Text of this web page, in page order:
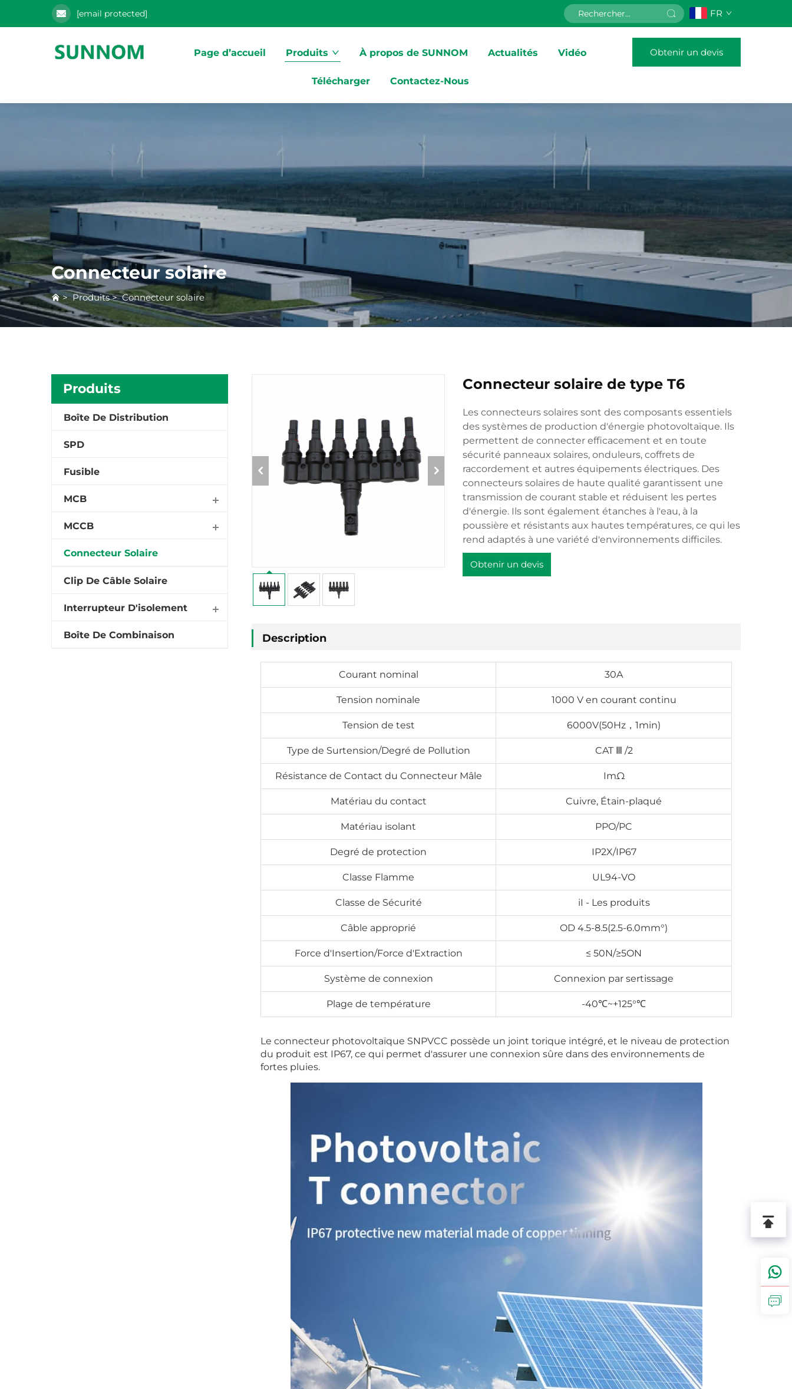
[email protected] FR
Page d’accueil Produits À propos de SUNNOM Actualités Vidéo
Télécharger Contactez-Nous
Obtenir un devis
Connecteur solaire
>Produits>Connecteur solaire
Produits
Boîte De Distribution
SPD
Fusible
MCB
MCCB
Connecteur Solaire
Clip De Câble Solaire
Interrupteur D'isolement
Boîte De Combinaison
Connecteur solaire de type T6
Les connecteurs solaires sont des composants essentiels
des systèmes de production d'énergie photovoltaïque. Ils
permettent de connecter efficacement et en toute
sécurité panneaux solaires, onduleurs, coffrets de
raccordement et autres équipements électriques. Des
connecteurs solaires de haute qualité garantissent une
transmission de courant stable et réduisent les pertes
d'énergie. Ils sont également étanches à l'eau, à la
poussière et résistants aux hautes températures, ce qui les
rend adaptés à une variété d'environnements difficiles.
Obtenir un devis
Description
Courant nominal 30A
Tension nominale 1000 V en courant continu
Tension de test 6000V(50Hz，1min)
Type de Surtension/Degré de Pollution CAT Ⅲ /2
Résistance de Contact du Connecteur Mâle ImΩ
Matériau du contact Cuivre, Étain-plaqué
Matériau isolant PPO/PC
Degré de protection IP2X/IP67
Classe Flamme UL94-VO
Classe de Sécurité iI - Les produits
Câble approprié OD 4.5-8.5(2.5-6.0mm°)
Force d'Insertion/Force d'Extraction ≤ 50N/≥5ON
Système de connexion Connexion par sertissage
Plage de température -40℃~+125°℃
Le connecteur photovoltaïque SNPVCC possède un joint torique intégré, et le niveau de protection
du produit est IP67, ce qui permet d'assurer une connexion sûre dans des environnements de
fortes pluies.